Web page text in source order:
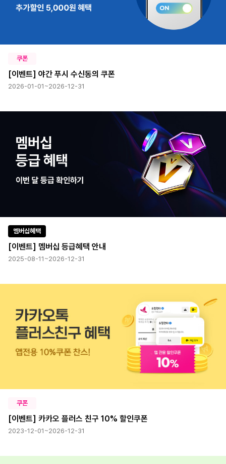
쿠폰
[이벤트] 야간 푸시 수신동의 쿠폰
2026-01-01~2026-12-31
멤버십혜택
[이벤트] 멤버십 등급혜택 안내
2025-08-11~2026-12-31
쿠폰
[이벤트] 카카오 플러스 친구 10% 할인쿠폰
2023-12-01~2026-12-31